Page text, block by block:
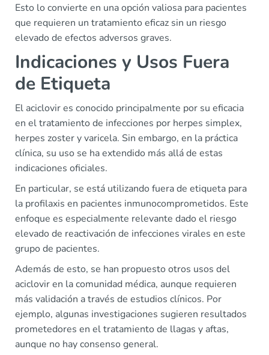
Esto lo convierte en una opción valiosa para pacientes
que requieren un tratamiento eficaz sin un riesgo
elevado de efectos adversos graves.
Indicaciones y Usos Fuera
de Etiqueta
El aciclovir es conocido principalmente por su eficacia
en el tratamiento de infecciones por herpes simplex,
herpes zoster y varicela. Sin embargo, en la práctica
clínica, su uso se ha extendido más allá de estas
indicaciones oficiales.
En particular, se está utilizando fuera de etiqueta para
la profilaxis en pacientes inmunocomprometidos. Este
enfoque es especialmente relevante dado el riesgo
elevado de reactivación de infecciones virales en este
grupo de pacientes.
Además de esto, se han propuesto otros usos del
aciclovir en la comunidad médica, aunque requieren
más validación a través de estudios clínicos. Por
ejemplo, algunas investigaciones sugieren resultados
prometedores en el tratamiento de llagas y aftas,
aunque no hay consenso general.